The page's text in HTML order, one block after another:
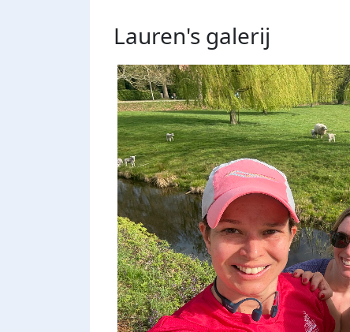
Lauren's galerij